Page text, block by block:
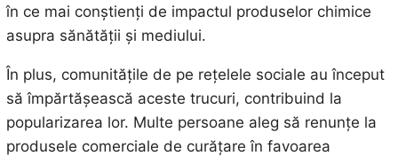
în ce mai conștienți de impactul produselor chimice
asupra sănătății și mediului.
În plus, comunitățile de pe rețelele sociale au început
să împărtășească aceste trucuri, contribuind la
popularizarea lor. Multe persoane aleg să renunțe la
produsele comerciale de curățare în favoarea